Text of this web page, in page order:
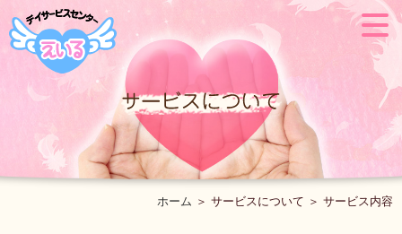
ホーム ＞ サービスについて ＞ サービス内容